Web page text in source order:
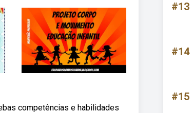
competências e habilidades
#13
#14
#15